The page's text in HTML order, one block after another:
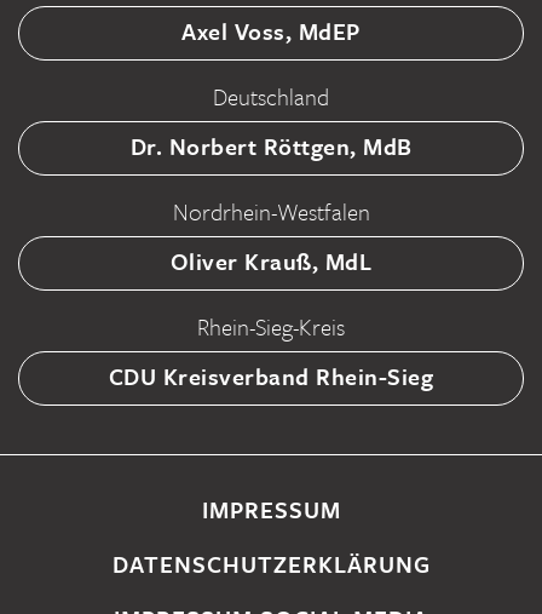
Axel Voss, MdEP
Deutschland
Dr. Norbert Röttgen, MdB
Nordrhein-Westfalen
Oliver Krauß, MdL
Rhein-Sieg-Kreis
CDU Kreisverband Rhein-Sieg
IMPRESSUM
DATENSCHUTZERKLÄRUNG